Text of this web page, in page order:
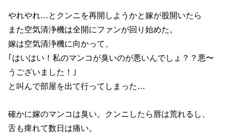
やれやれ…とクンニを再開しようかと嫁が股開いたら
また空気清浄機は全開にファンが回り始めた。
嫁は空気清浄機に向かって、
｢はいはい！私のマンコが臭いのが悪いんでしょ？？悪〜
うございました！｣
と叫んで部屋を出て行ってしまった…
確かに嫁のマンコは臭い。クンニしたら唇は荒れるし、
舌も痺れて数日は痛い。